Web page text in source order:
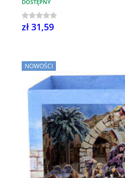
DOSTĘPNY
zł 31,59
NOWOŚCI